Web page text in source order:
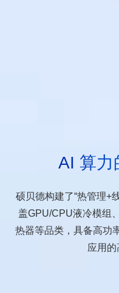
AI 算力
硕贝德构建了“热管理+
盖GPU/CPU液冷模组
热器等品类，具备高功
应用